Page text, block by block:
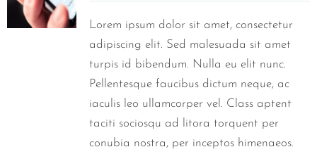
Lorem ipsum dolor sit amet, consectetur
adipiscing elit. Sed malesuada sit amet
turpis id bibendum. Nulla eu elit nunc.
Pellentesque faucibus dictum neque, ac
iaculis leo ullamcorper vel. Class aptent
taciti sociosqu ad litora torquent per
conubia nostra, per inceptos himenaeos.